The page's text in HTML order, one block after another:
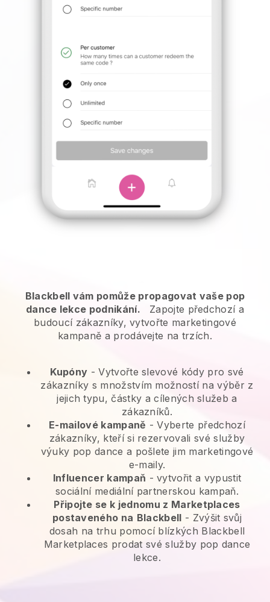
Blackbell vám pomůže propagovat vaše pop
dance lekce podnikání.
Zapojte předchozí a
budoucí zákazníky, vytvořte marketingové
kampaně a prodávejte na trzích.
Kupóny - Vytvořte slevové kódy pro své
zákazníky s množstvím možností na výběr z
jejich typu, částky a cílených služeb a
zákazníků.
E-mailové kampaně -Vyberte předchozí
zákazníky, kteří si rezervovali své služby
výuky pop dance a pošlete jim marketingové
e-maily.
Influencer kampaň - vytvořit a vypustit
sociální mediální partnerskou kampaň.
Připojte se k jednomu z Marketplaces
postaveného na Blackbell - Zvýšit svůj
dosah na trhu pomocí blízkých Blackbell
Marketplaces prodat své služby pop dance
lekce.